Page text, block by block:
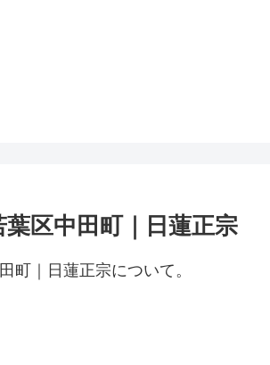
区中田町｜日蓮正宗
町｜日蓮正宗について。